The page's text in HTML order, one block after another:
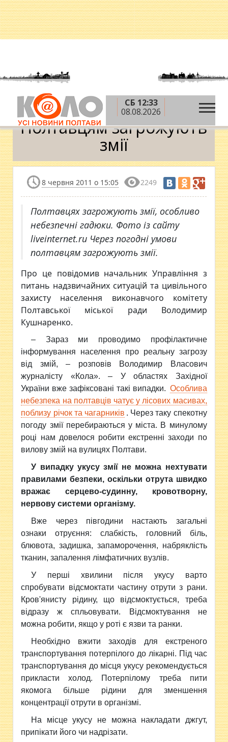
СБ 12:33
08.08.2026
Головна » Новини » Полтавцям загрожують змії
Полтавцям загрожують
змії
8 червня 2011 о 15:05 2249
Полтавцях загрожують змії, особливо
небезпечні гадюки. Фото із сайту
liveinternet.ru Через погодні умови
полтавцям загрожують змії.
Про це повідомив начальник Управління з
питань надзвичайних ситуацій та цивільного
захисту населення виконавчого комітету
Полтавської міської ради Володимир
Кушнаренко.
– Зараз ми проводимо профілактичне
інформування населення про реальну загрозу
від змій, – розповів Володимир Власович
журналісту «Кола». – У областях Західної
України вже зафіксовані такі випадки. Особлива
небезпека на полтавців чатує у лісових масивах,
поблизу річок та чагарників . Через таку спекотну
погоду змії перебираються у міста. В минулому
році нам довелося робити екстренні заходи по
вилову змій на вулицях Полтави.
У випадку укусу змії не можна нехтувати
правилами безпеки, оскільки отрута швидко
вражає серцево-судинну, кровотворну,
нервову системи організму.
Вже через півгодини настають загальні
ознаки отруєння: слабкість, головний біль,
блювота, задишка, запаморочення, набряклість
тканин, запалення лімфатичних вузлів.
У перші хвилини після укусу варто
спробувати відсмоктати частину отрути з рани.
Кров'янисту рідину, що відсмоктується, треба
відразу ж спльовувати. Відсмоктування не
можна робити, якщо у роті є язви та ранки.
Необхідно вжити заходів для екстреного
транспортування потерпілого до лікарні. Під час
транспортування до місця укусу рекомендується
прикласти холод. Потерпілому треба пити
якомога більше рідини для зменшення
концентрації отрути в організмі.
На місце укусу не можна накладати джгут,
припікати його чи надрізати.